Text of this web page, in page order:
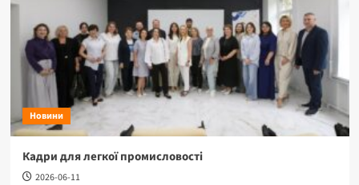
Новини
Кадри для легкої промисловості
2026-06-11